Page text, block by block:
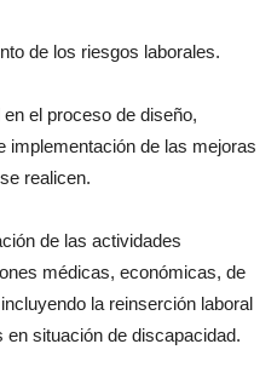
de los riesgos laborales.
el proceso de diseño,
implementación de las mejoras
realicen.
de las actividades
médicas, económicas, de
la reinserción laboral
situación de discapacidad.